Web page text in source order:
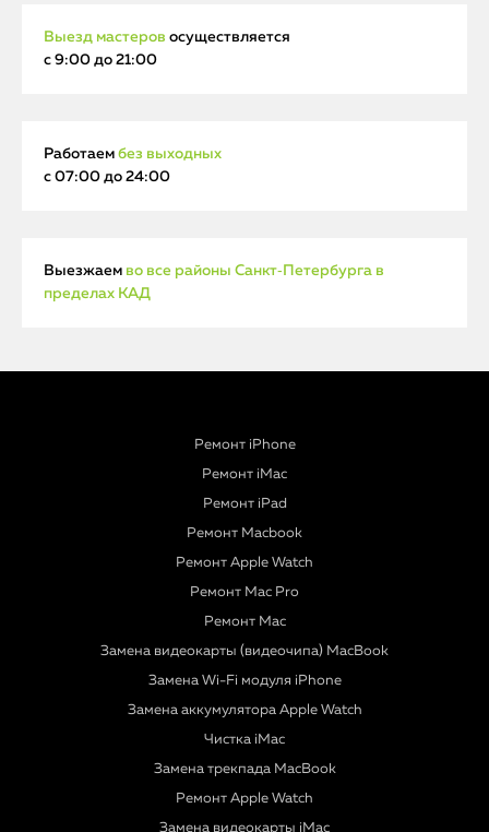
Выезд мастеров осуществляется
с 9:00 до 21:00
Работаем без выходных
с 07:00 до 24:00
Выезжаем во все районы Санкт‑Петербурга в
пределах КАД
Ремонт iPhone
Ремонт iMac
Ремонт iPad
Ремонт Macbook
Ремонт Apple Watch
Ремонт Mac Pro
Ремонт Mac
Замена видеокарты (видеочипа) MacBook
Замена Wi-Fi модуля iPhone
Замена аккумулятора Apple Watch
Чистка iMac
Замена трекпада MacBook
Ремонт Apple Watch
Замена видеокарты iMac